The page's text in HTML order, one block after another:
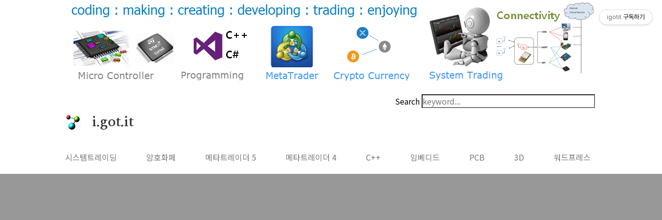
Search
i.got.it
시스템트레이딩 암호화폐 메타트레이더 5 메타트레이더 4 C++ 임베디드 PCB 3D 워드프레스
igotit 구독하기